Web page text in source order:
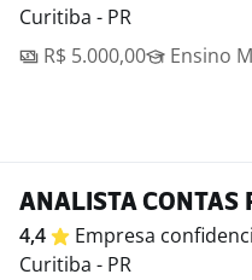
Curitiba - PR
R$ 5.000,00
Ensino
ANALISTA CONTAS
4,4 Empresa
Curitiba - PR